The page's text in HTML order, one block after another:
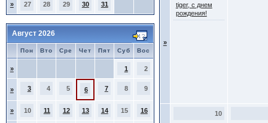
» 27 28 29 30 31
Август 2026
Пон Вто Сре Чет Пят Суб Вос
» 1 2
» 3 4 5 6 7 8 9
» 10 11 12 13 14 15 16
»
tiger, с днем
рождения!
10